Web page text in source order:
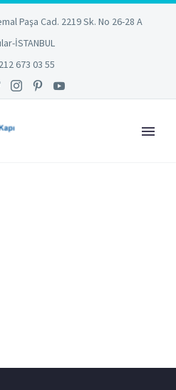
Paşa Cad. 2219 Sk. No 26-28 A
İSTANBUL
673 03 55